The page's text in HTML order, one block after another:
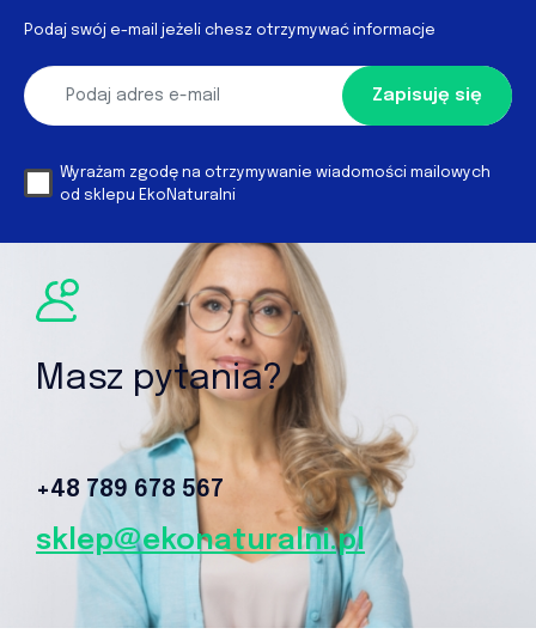
Podaj swój e-mail jeżeli chesz otrzymywać informacje
Zapisuję się
Wyrażam zgodę na otrzymywanie wiadomości mailowych
od sklepu EkoNaturalni
Masz pytania?
+48 789 678 567‬
sklep@ekonaturalni.pl